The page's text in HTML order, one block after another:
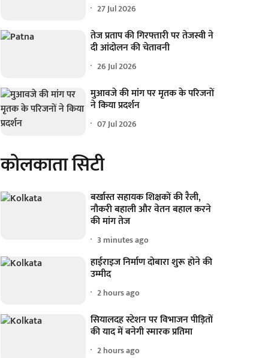
27 Jul 2026
तेज प्रताप की गिरफ्तारी पर तेजस्वी ने
दी आंदोलन की चेतावनी
26 Jul 2026
मुआवजे की मांग पर मृतक के परिजनों
ने किया प्रदर्शन
07 Jul 2026
कोलकाता सिटी
बर्खास्त सहायक शिक्षकों की रैली,
नौकरी बहाली और वेतन बहाल करने
की मांग तेज
3 minutes ago
हाईराइज निर्माण दोबारा शुरू होने की
उम्मीद
2 hours ago
सियालदह स्टेशन पर विभाजन पीड़ितों
की याद में बनेगी स्मारक प्रतिमा
2 hours ago